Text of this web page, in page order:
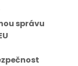
správu